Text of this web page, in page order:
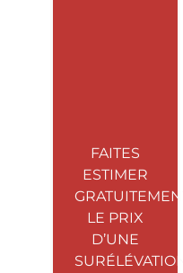
FAITES
ESTIMER
GRATUITEMENT
LE PRIX
D’UNE
SURÉLÉVATION